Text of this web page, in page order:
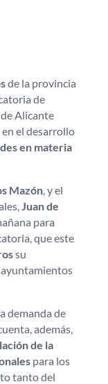
de la provincia
de
Alicante
en el desarrollo
en materia
Mazón, y el
Juan de
para
que este
su
ayuntamientos
demanda de
además,
de la
para los
tanto del